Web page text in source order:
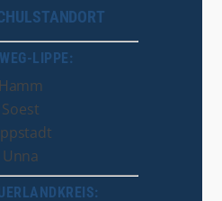
LIPPE:
Hamm
Soest
Unna